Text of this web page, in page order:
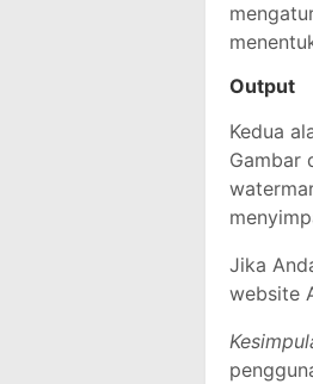
Output
Kedua
Gambar
Jika
website